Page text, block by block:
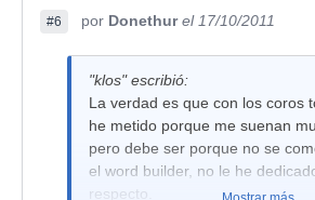
#6 por Donethur el 17/10/2011
"klos" escribió:
La verdad es que con los coros
he metido porque me suenan
pero debe ser porque no se
el word builder, no le he
respecto.